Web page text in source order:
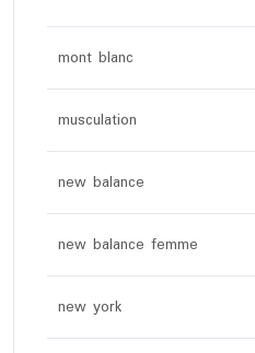
mont blanc
musculation
new balance
new balance femme
new york